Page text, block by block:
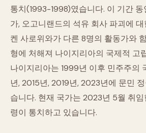
통치(1993-1998)였습니다. 이 기간 동
가, 오고니랜드의 석유 회사 파괴에 대
켄 사로위와가 다른 8명의 활동가와 함
형에 처해져 나이지리아의 국제적 고
나이지리아는 1999년 이후 민주주의
년, 2015년, 2019년, 2023년에 문민 정
습니다. 현재 국가는 2023년 5월 취임
령이 통치하고 있습니다.